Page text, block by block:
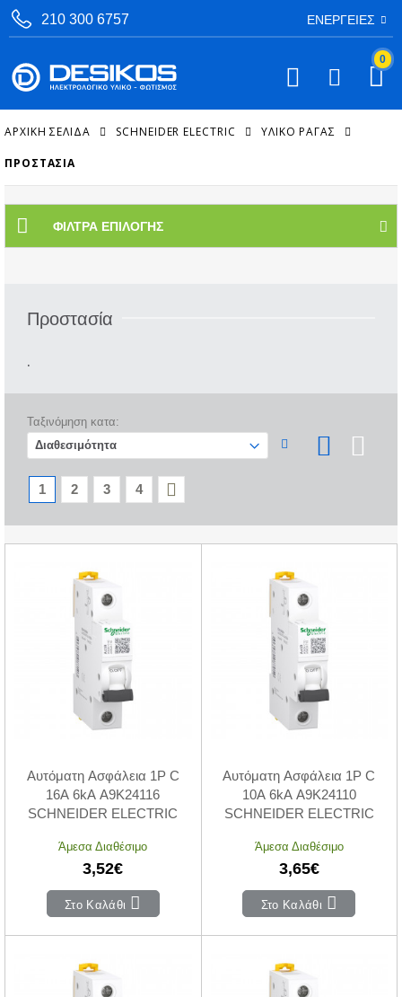
210 300 6757 ΕΝΈΡΓΕΙΕΣ
0
ΑΡΧΙΚΉ ΣΕΛΊΔΑ SCHNEIDER ELECTRIC ΥΛΙΚΌ ΡΆΓΑΣ
ΠΡΟΣΤΑΣΊΑ
ΦΊΛΤΡΑ ΕΠΙΛΟΓΉΣ
Προστασία
.
Ταξινόμηση κατα:
1 2 3 4
Αυτόματη Ασφάλεια 1P C
16A 6kA A9K24116
SCHNEIDER ELECTRIC
Άμεσα Διαθέσιμο
3,52€
Στο Καλάθι
Αυτόματη Ασφάλεια 1P C
10A 6kA A9K24110
SCHNEIDER ELECTRIC
Άμεσα Διαθέσιμο
3,65€
Στο Καλάθι